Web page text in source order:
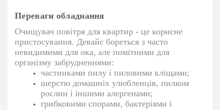
Переваги обладнання
Очищувач повітря для квартир - це корисне
пристосування. Девайс бореться з часто
невидимими для ока, але помітними для
організму забрудненнями:
частинками пилу і пиловими кліщами;
шерстю домашніх улюбленців, пилком
рослин і іншими алергенами;
грибковими спорами, бактеріями і